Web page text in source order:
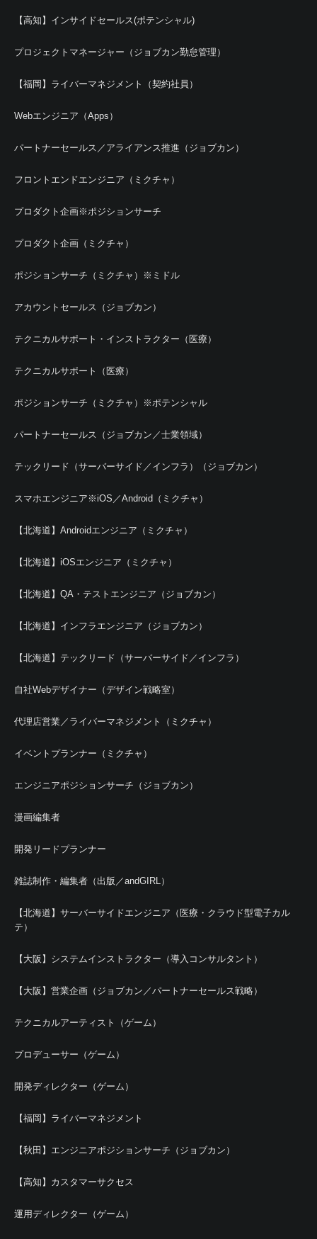
【高知】インサイドセールス(ポテンシャル)
プロジェクトマネージャー（ジョブカン勤怠管理）
【福岡】ライバーマネジメント（契約社員）
Webエンジニア（Apps）
パートナーセールス／アライアンス推進（ジョブカン）
フロントエンドエンジニア（ミクチャ）
プロダクト企画※ポジションサーチ
プロダクト企画（ミクチャ）
ポジションサーチ（ミクチャ）※ミドル
アカウントセールス（ジョブカン）
テクニカルサポート・インストラクター（医療）
テクニカルサポート（医療）
ポジションサーチ（ミクチャ）※ポテンシャル
パートナーセールス（ジョブカン／士業領域）
テックリード（サーバーサイド／インフラ）（ジョブカン）
スマホエンジニア※iOS／Android（ミクチャ）
【北海道】Androidエンジニア（ミクチャ）
【北海道】iOSエンジニア（ミクチャ）
【北海道】QA・テストエンジニア（ジョブカン）
【北海道】インフラエンジニア（ジョブカン）
【北海道】テックリード（サーバーサイド／インフラ）
自社Webデザイナー（デザイン戦略室）
代理店営業／ライバーマネジメント（ミクチャ）
イベントプランナー（ミクチャ）
エンジニアポジションサーチ（ジョブカン）
漫画編集者
開発リードプランナー
雑誌制作・編集者（出版／andGIRL）
【北海道】サーバーサイドエンジニア（医療・クラウド型電子カル
テ）
【大阪】システムインストラクター（導入コンサルタント）
【大阪】営業企画（ジョブカン／パートナーセールス戦略）
テクニカルアーティスト（ゲーム）
プロデューサー（ゲーム）
開発ディレクター（ゲーム）
【福岡】ライバーマネジメント
【秋田】エンジニアポジションサーチ（ジョブカン）
【高知】カスタマーサクセス
運用ディレクター（ゲーム）